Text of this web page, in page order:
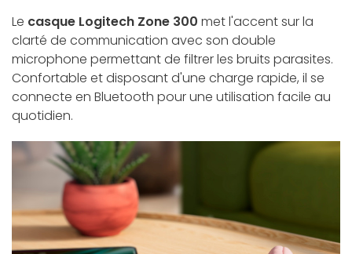
Le casque Logitech Zone 300 met l'accent sur la
clarté de communication avec son double
microphone permettant de filtrer les bruits parasites.
Confortable et disposant d'une charge rapide, il se
connecte en Bluetooth pour une utilisation facile au
quotidien.